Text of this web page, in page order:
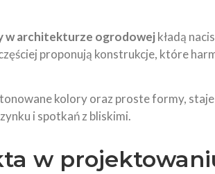
w architekturze ogrodowejkładą
proponują konstrukcje, które
kolory oraz proste formy, staje
i spotkań z bliskimi.
w